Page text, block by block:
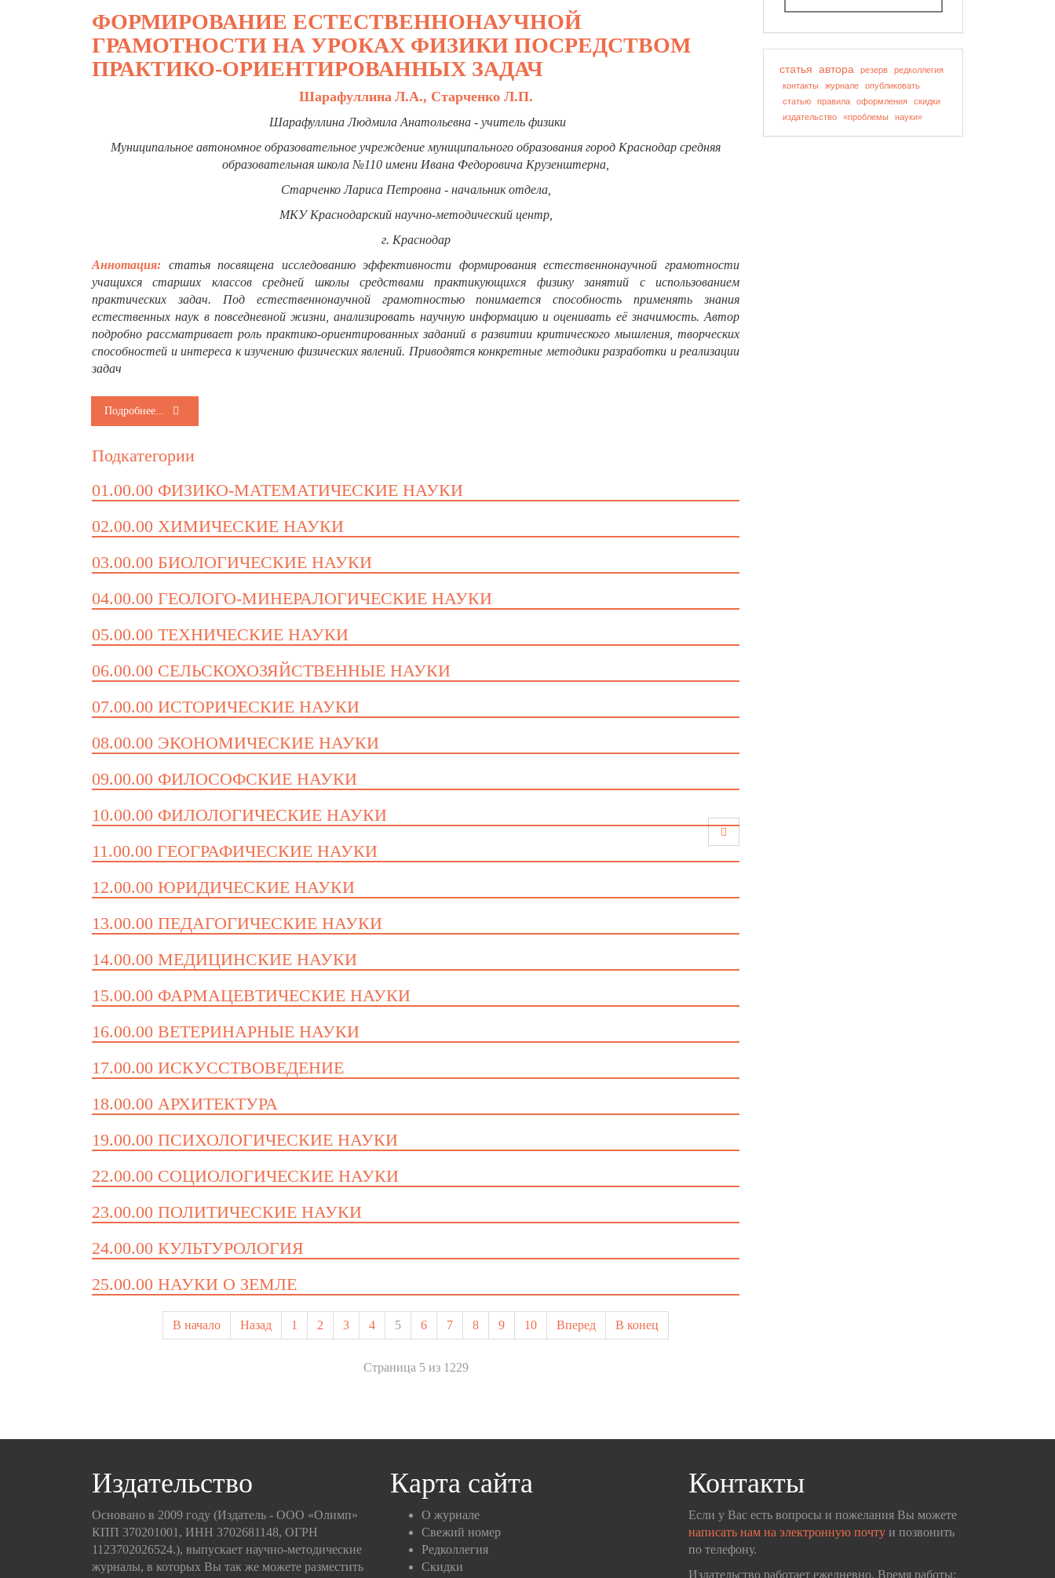
ФОРМИРОВАНИЕ ЕСТЕСТВЕННОНАУЧНОЙ
ГРАМОТНОСТИ НА УРОКАХ ФИЗИКИ ПОСРЕДСТВОМ
ПРАКТИКО-ОРИЕНТИРОВАННЫХ ЗАДАЧ
Шарафуллина Л.А., Старченко Л.П.
Шарафуллина Людмила Анатольевна - учитель физики
Муниципальное автономное образовательное учреждение муниципального образования город Краснодар средняя
образовательная школа №110 имени Ивана Федоровича Крузенштерна,
Старченко Лариса Петровна - начальник отдела,
МКУ Краснодарский научно-методический центр,
г. Краснодар
Аннотация: статья посвящена исследованию эффективности формирования естественнонаучной грамотности
учащихся старших классов средней школы средствами практикующихся физику занятий с использованием
практических задач. Под естественнонаучной грамотностью понимается способность применять знания
естественных наук в повседневной жизни, анализировать научную информацию и оценивать её значимость. Автор
подробно рассматривает роль практико-ориентированных заданий в развитии критического мышления, творческих
способностей и интереса к изучению физических явлений. Приводятся конкретные методики разработки и реализации
задач
Подробнее...
Подкатегории
01.00.00 ФИЗИКО-МАТЕМАТИЧЕСКИЕ НАУКИ
02.00.00 ХИМИЧЕСКИЕ НАУКИ
03.00.00 БИОЛОГИЧЕСКИЕ НАУКИ
04.00.00 ГЕОЛОГО-МИНЕРАЛОГИЧЕСКИЕ НАУКИ
05.00.00 ТЕХНИЧЕСКИЕ НАУКИ
06.00.00 СЕЛЬСКОХОЗЯЙСТВЕННЫЕ НАУКИ
07.00.00 ИСТОРИЧЕСКИЕ НАУКИ
08.00.00 ЭКОНОМИЧЕСКИЕ НАУКИ
09.00.00 ФИЛОСОФСКИЕ НАУКИ
10.00.00 ФИЛОЛОГИЧЕСКИЕ НАУКИ
11.00.00 ГЕОГРАФИЧЕСКИЕ НАУКИ
12.00.00 ЮРИДИЧЕСКИЕ НАУКИ
13.00.00 ПЕДАГОГИЧЕСКИЕ НАУКИ
14.00.00 МЕДИЦИНСКИЕ НАУКИ
15.00.00 ФАРМАЦЕВТИЧЕСКИЕ НАУКИ
16.00.00 ВЕТЕРИНАРНЫЕ НАУКИ
17.00.00 ИСКУССТВОВЕДЕНИЕ
18.00.00 АРХИТЕКТУРА
19.00.00 ПСИХОЛОГИЧЕСКИЕ НАУКИ
22.00.00 СОЦИОЛОГИЧЕСКИЕ НАУКИ
23.00.00 ПОЛИТИЧЕСКИЕ НАУКИ
24.00.00 КУЛЬТУРОЛОГИЯ
25.00.00 НАУКИ О ЗЕМЛЕ
В начало Назад 1 2 3 4 5 6 7 8 9 10 Вперед В конец
Страница 5 из 1229
статья автора резерв
редколлегия
контакты
журнале
опубликовать
статью
правила оформления
скидки
издательство
«проблемы науки»
Издательство
Основано в 2009 году (Издатель - ООО «Олимп»
КПП 370201001, ИНН 3702681148, ОГРН
1123702026524.), выпускает научно-методические
журналы, в которых Вы так же можете разместить
Карта сайта
О журнале
Свежий номер
Редколлегия
Скидки
Контакты
Если у Вас есть вопросы и пожелания Вы можете
написать нам на электронную почту и позвонить
по телефону.
Издательство работает ежедневно. Время работы: